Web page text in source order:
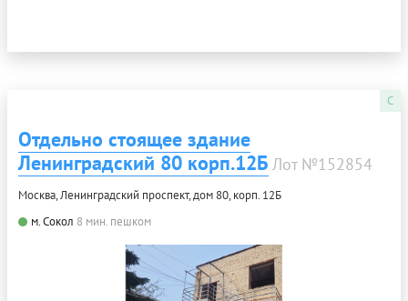
C
Отдельно стоящее здание
Ленинградский 80 корп.12Б Лот №152854
Москва, Ленинградский проспект, дом 80, корп. 12Б
м. Сокол 8 мин. пешком